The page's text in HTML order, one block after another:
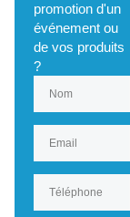
promotion d'un
événement ou
de vos produits
?